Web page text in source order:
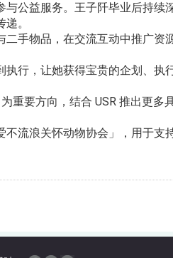
公益服务。王子阡毕业后持
。
手物品，在交流互动中推广
行，让她获得宝贵的企划、
重要方向，结合 USR 推出更
流浪关怀动物协会」，用于